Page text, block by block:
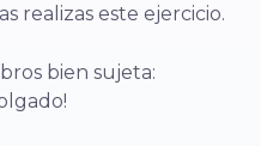
realizas este ejercicio.
bien sujeta: